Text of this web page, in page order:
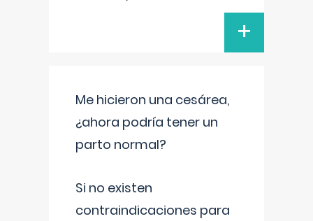
+
Me hicieron una cesárea,
¿ahora podría tener un
parto normal?
Si no existen
contraindicaciones para